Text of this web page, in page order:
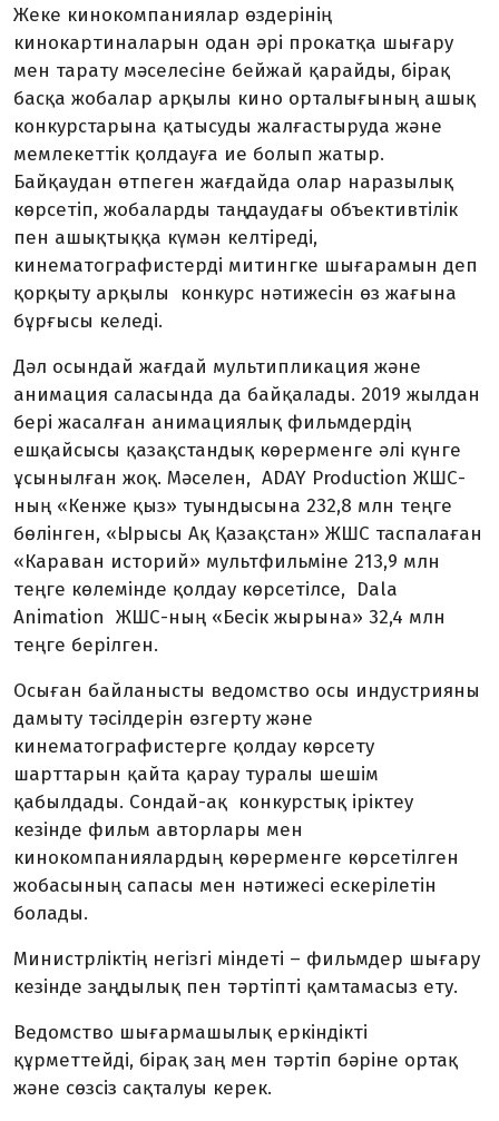
Жеке кинокомпаниялар өздерінің
кинокартиналарын одан әрі прокатқа шығару
мен тарату мәселесіне бейжай қарайды, бірақ
басқа жобалар арқылы кино орталығының ашық
конкурстарына қатысуды жалғастыруда және
мемлекеттік қолдауға ие болып жатыр.
Байқаудан өтпеген жағдайда олар наразылық
көрсетіп, жобаларды таңдаудағы объективтілік
пен ашықтыққа күмән келтіреді,
кинематографистерді митингке шығарамын деп
қорқыту арқылы конкурс нәтижесін өз жағына
бұрғысы келеді.
Дәл осындай жағдай мультипликация және
анимация саласында да байқалады. 2019 жылдан
бері жасалған анимациялық фильмдердің
ешқайсысы қазақстандық көрерменге әлі күнге
ұсынылған жоқ. Мәселен, ADAY Production ЖШС-
ның «Кенже қыз» туындысына 232,8 млн теңге
бөлінген, «Ырысы Ақ Қазақстан» ЖШС таспалаған
«Караван историй» мультфильміне 213,9 млн
теңге көлемінде қолдау көрсетілсе, Dala
Animation ЖШС-ның «Бесік жырына» 32,4 млн
теңге берілген.
Осыған байланысты ведомство осы индустрияны
дамыту тәсілдерін өзгерту және
кинематографистерге қолдау көрсету
шарттарын қайта қарау туралы шешім
қабылдады. Сондай-ақ конкурстық іріктеу
кезінде фильм авторлары мен
кинокомпаниялардың көрерменге көрсетілген
жобасының сапасы мен нәтижесі ескерілетін
болады.
Министрліктің негізгі міндеті – фильмдер шығару
кезінде заңдылық пен тәртіпті қамтамасыз ету.
Ведомство шығармашылық еркіндікті
құрметтейді, бірақ заң мен тәртіп бәріне ортақ
және сөзсіз сақталуы керек.